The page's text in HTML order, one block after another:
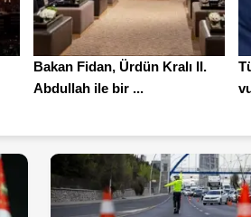
Bakan Fidan, Ürdün Kralı II.
Abdullah ile bir ...